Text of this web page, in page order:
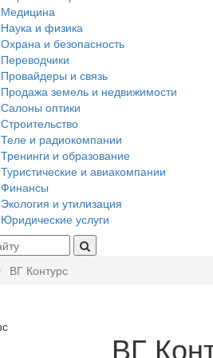
Медицина
Наука и физика
Охрана и безопасность
Переводчики
Провайдеры и связь
Продажа земель и недвижимости
Салоны оптики
Строительство
Теле и радиокомпании
Тренинги и образование
Туристические и авиакомпании
Финансы
Экология и утилизация
Юридические услуги
ВГ Контурс
ВГ